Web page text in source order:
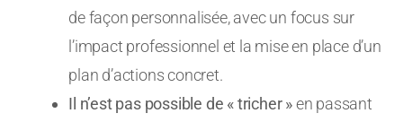
de façon personnalisée, avec un focus sur
l’impact professionnel et la mise en place d’un
plan d’actions concret.
Il n’est pas possible de « tricher »en passant